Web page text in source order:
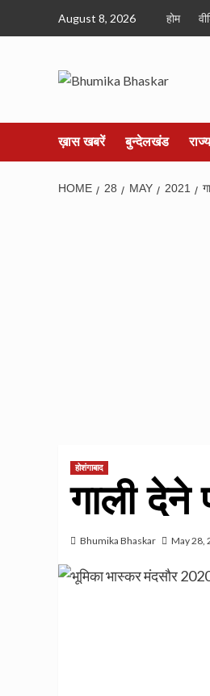
August 8, 2026 होम
ख़ास खबरें बुन्देलखंड राज्य
HOME 28 MAY 2021
होशंगाबाद
गाली देने
Bhumika Bhaskar May 28,